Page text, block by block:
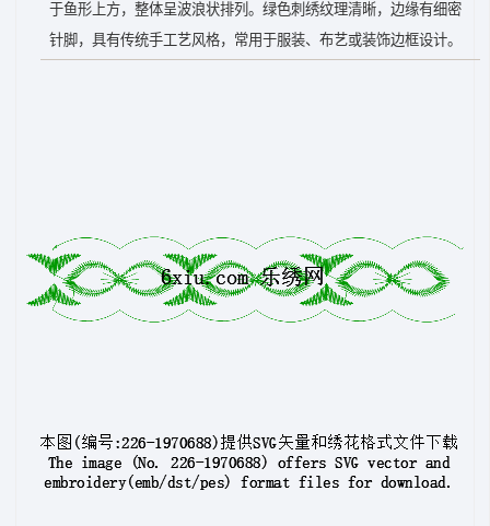
于鱼形上方，整体呈波浪状排列。绿色刺绣纹理清晰，边缘有细密
针脚，具有传统手工艺风格，常用于服装、布艺或装饰边框设计。